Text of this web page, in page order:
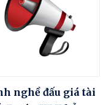
nghề đấu giá tài